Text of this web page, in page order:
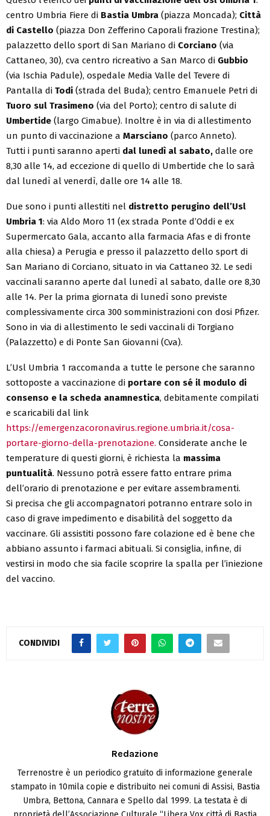
centro Umbria Fiere di Bastia Umbra (piazza Moncada); Città
di Castello (piazza Don Zefferino Caporali frazione Trestina);
palazzetto dello sport di San Mariano di Corciano (via
Cattaneo, 30), cva centro ricreativo a San Marco di Gubbio
(via Ischia Padule), ospedale Media Valle del Tevere di
Pantalla di Todi (strada del Buda); centro Emanuele Petri di
Tuoro sul Trasimeno (via del Porto); centro di salute di
Umbertide (largo Cimabue). Inoltre è in via di allestimento
un punto di vaccinazione a Marsciano (parco Anneto).
Tutti i punti saranno aperti dal lunedì al sabato, dalle ore
8,30 alle 14, ad eccezione di quello di Umbertide che lo sarà
dal lunedì al venerdì, dalle ore 14 alle 18.
Due sono i punti allestiti nel distretto perugino dell’Usl
Umbria 1: via Aldo Moro 11 (ex strada Ponte d’Oddi e ex
Supermercato Gala, accanto alla farmacia Afas e di fronte
alla chiesa) a Perugia e presso il palazzetto dello sport di
San Mariano di Corciano, situato in via Cattaneo 32. Le sedi
vaccinali saranno aperte dal lunedì al sabato, dalle ore 8,30
alle 14. Per la prima giornata di lunedì sono previste
complessivamente circa 300 somministrazioni con dosi Pfizer.
Sono in via di allestimento le sedi vaccinali di Torgiano
(Palazzetto) e di Ponte San Giovanni (Cva).
L’Usl Umbria 1 raccomanda a tutte le persone che saranno
sottoposte a vaccinazione di portare con sé il modulo di
consenso e la scheda anamnestica, debitamente compilati
e scaricabili dal link
https://emergenzacoronavirus.regione.umbria.it/cosa-
portare-giorno-della-prenotazione. Considerate anche le
temperature di questi giorni, è richiesta la massima
puntualità. Nessuno potrà essere fatto entrare prima
dell’orario di prenotazione e per evitare assembramenti.
Si precisa che gli accompagnatori potranno entrare solo in
caso di grave impedimento e disabilità del soggetto da
vaccinare. Gli assistiti possono fare colazione ed è bene che
abbiano assunto i farmaci abituali. Si consiglia, infine, di
vestirsi in modo che sia facile scoprire la spalla per l’iniezione
del vaccino.
CONDIVIDI
Redazione
Terrenostre è un periodico gratuito di informazione generale
stampato in 10mila copie e distribuito nei comuni di Assisi, Bastia
Umbra, Bettona, Cannara e Spello dal 1999. La testata è di